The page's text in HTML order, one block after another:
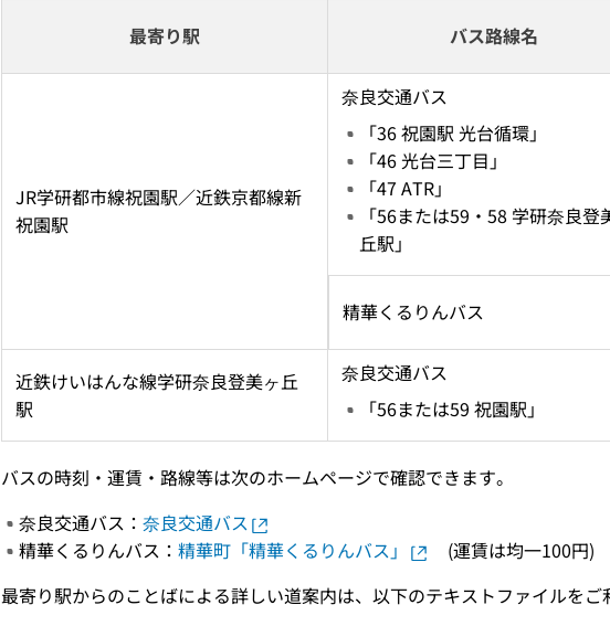
最寄り駅 バス路線名
JR学研都市線祝園駅／近鉄京都線新
祝園駅
奈良交通バス
「36 祝園駅 光台循環」
「46 光台三丁目」
「47 ATR」
「56または59・58 学研奈良登
丘駅」
精華くるりんバス
近鉄けいはんな線学研奈良登美ヶ丘
駅
奈良交通バス
「56または59 祝園駅」
バスの時刻・運賃・路線等は次のホームページで確認できます。
奈良交通バス： 奈良交通バス
精華くるりんバス： 精華町「精華くるりんバス」
(運賃は均一100円)
最寄り駅からのことばによる詳しい道案内は、以下のテキストファイルをご